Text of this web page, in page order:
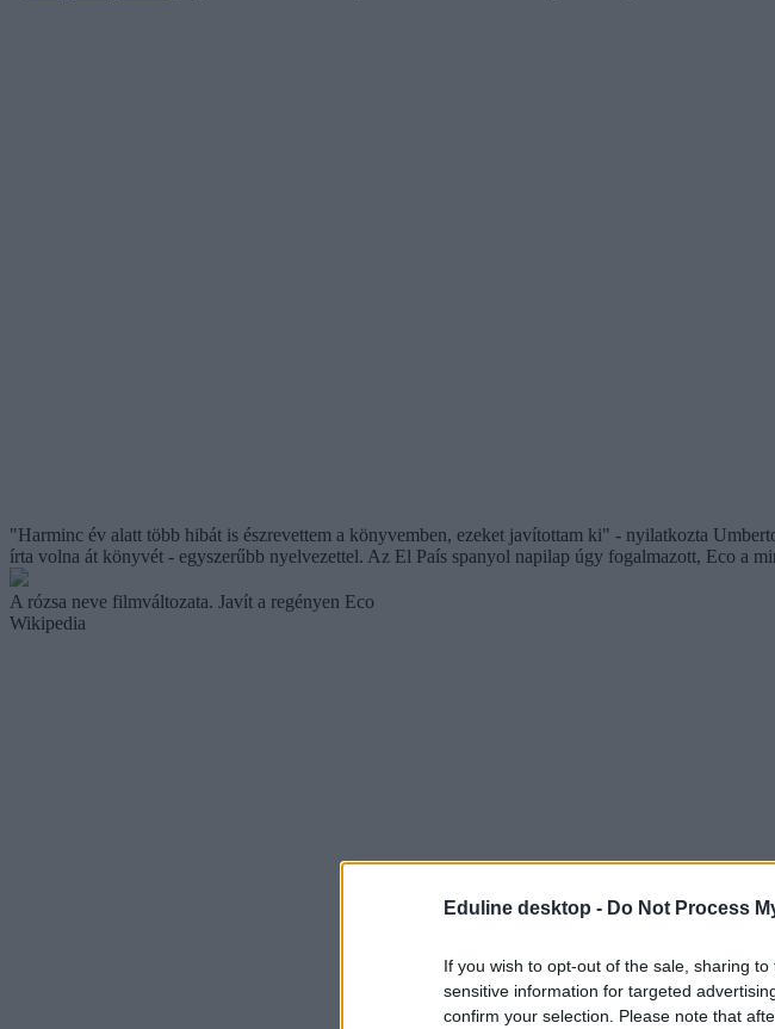
Eduline desktop - Do Not Process
If you wish to opt-out of the sale, sharing
sensitive information for targeted
confirm your selection. Please note that
"Harminc év alatt több hibát is észrevettem a könyvemben, ezeket javítottam ki" - nyilatkozta
írta volna át könyvét - egyszerűbb nyelvezettel. Az El País spanyol napilap úgy fogalmazott, Eco a
A rózsa neve filmváltozata. Javít a regényen Eco
Wikipedia